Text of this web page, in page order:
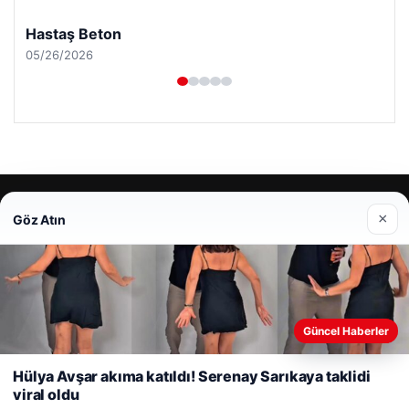
Hastaş Beton
05/26/2026
Web sitemizi nasıl kullandığınızı daha iyi anlayabilmek,
deneyiminizi kişiselleştirmek ve geliştirmek amacıyla çerezler
kullanıyoruz.
Çerez Politikamız
Reddet
Göz Atın ×
Güncel Haberler
Hülya Avşar akıma katıldı! Serenay Sarıkaya taklidi
viral oldu